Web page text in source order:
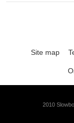
Site map
2010